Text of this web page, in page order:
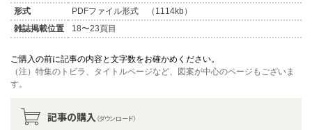
形式
PDFファイル形式 （1114kb）
雑誌掲載位置
18〜23頁目
ご購入の前に記事の内容と文字数をお確かめください。
（注）特集のトビラ、タイトルページなど、図案が中心のページもございま
す。
記事の購入 （ダウンロード）